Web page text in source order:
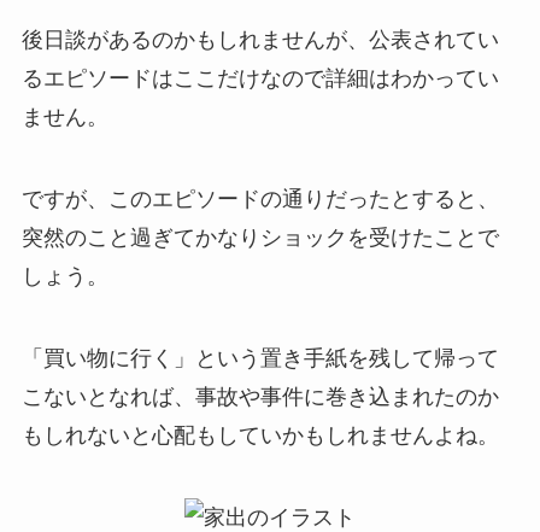
後日談があるのかもしれませんが、公表されてい
るエピソードはここだけなので詳細はわかってい
ません。
ですが、このエピソードの通りだったとすると、
突然のこと過ぎてかなりショックを受けたことで
しょう。
「買い物に行く」という置き手紙を残して帰って
こないとなれば、事故や事件に巻き込まれたのか
もしれないと心配もしていかもしれませんよね。